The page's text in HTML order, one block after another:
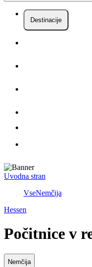
Destinacije
Uvodna stran
VseNemčija
Hessen
Počitnice v
Nemčija